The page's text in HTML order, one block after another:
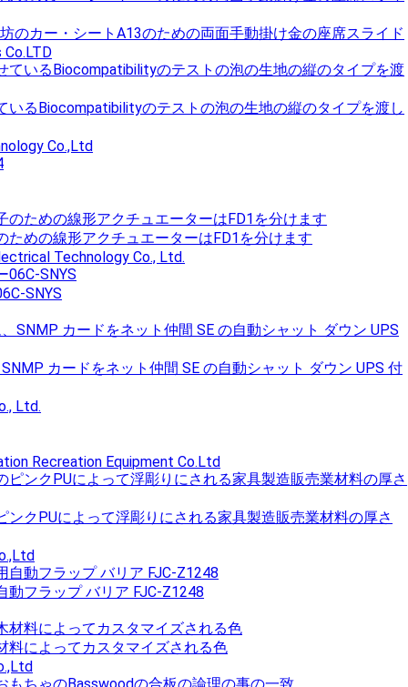
のカー・シートA13のための両面手動掛け金の座席スライド
Co.LTD
いるBiocompatibilityのテストの泡の生地の縦のタイプを渡し
Co.,Ltd
ための線形アクチュエーターはFD1を分けます
Technology Co., Ltd.
SNYS
カードをネット仲間 SE の自動シャット ダウン UPS 付
Ltd.
Recreation Equipment Co.Ltd
ンクPUによって浮彫りにされる家具製造販売業材料の厚さ
動フラップ バリア FJC-Z1248
料によってカスタマイズされる色